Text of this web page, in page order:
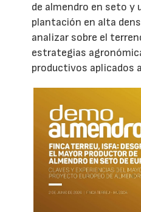
de almendro en seto y
plantación en alta
analizar sobre el
estrategias
productivos aplicados